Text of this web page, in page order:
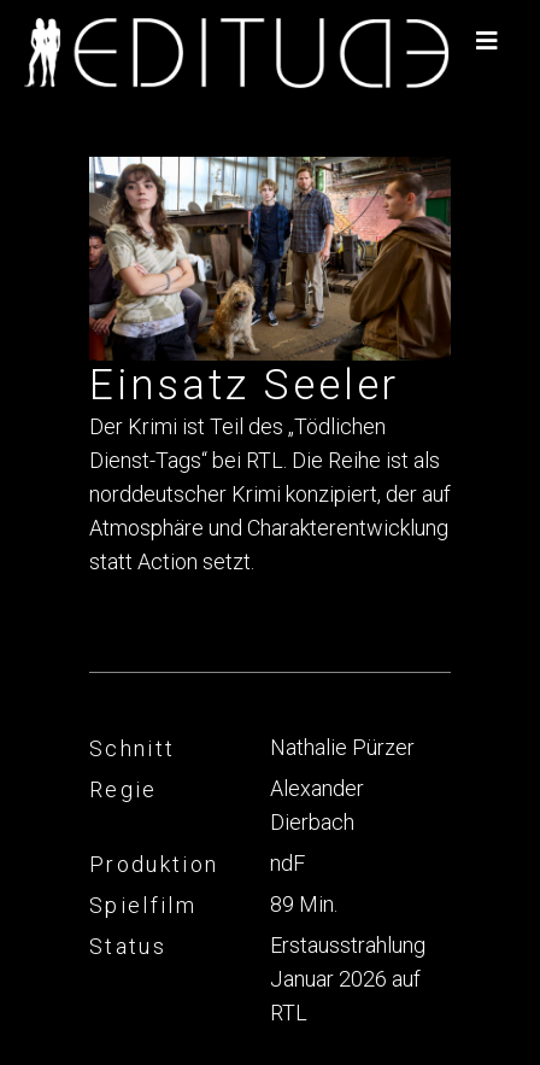
Einsatz Seeler
Der Krimi ist Teil des „Tödlichen
Dienst-Tags“ bei RTL. Die Reihe ist als
norddeutscher Krimi konzipiert, der auf
Atmosphäre und Charakterentwicklung
statt Action setzt.
Schnitt
Nathalie Pürzer
Regie
Alexander
Dierbach
Produktion
ndF
Spielfilm
89 Min.
Status
Erstausstrahlung
Januar 2026 auf
RTL